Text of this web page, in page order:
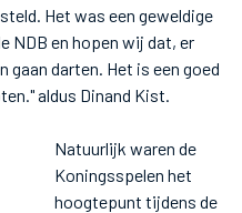
Het was een geweldige
NDB en hopen wij dat, er
gaan darten. Het is een goed
aldus Dinand Kist.
Natuurlijk waren de
Koningsspelen het
hoogtepunt tijdens de